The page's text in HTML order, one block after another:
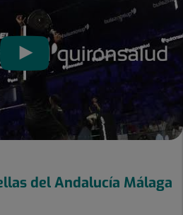
del Andalucía Málaga